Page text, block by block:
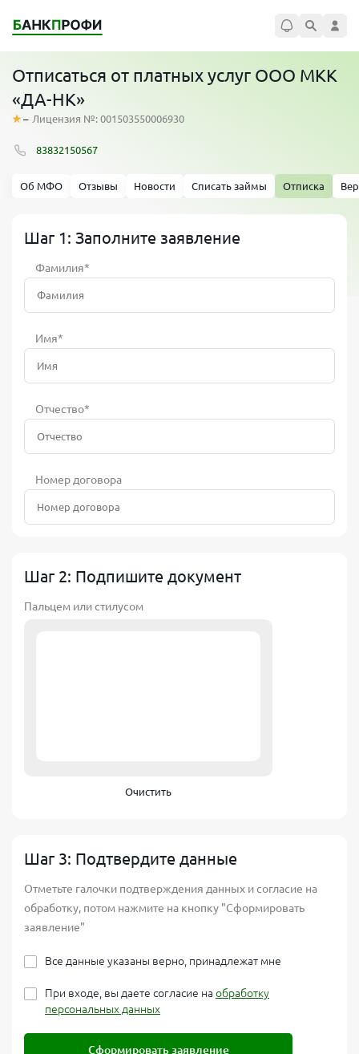
Отписаться от платных услуг ООО МКК
«ДА-НК»
– Лицензия №: 001503550006930
83832150567
Об МФО Отзывы Новости Списать займы Отписка
Шаг 1: Заполните заявление
Фамилия*
Имя*
Отчество*
Номер договора
Шаг 2: Подпишите документ
Пальцем или стилусом
Очистить
Шаг 3: Подтвердите данные
Отметьте галочки подтверждения данных и согласие на
обработку, потом нажмите на кнопку "Сформировать
заявление"
Все данные указаны верно, принадлежат мне
При входе, вы даете согласие на обработку
персональных данных
Сформировать заявление